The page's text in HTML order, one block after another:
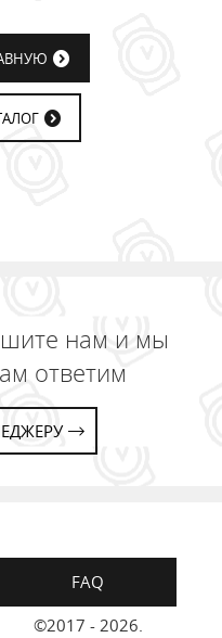
нам и мы
ответим
FAQ
©2017 - 2026.